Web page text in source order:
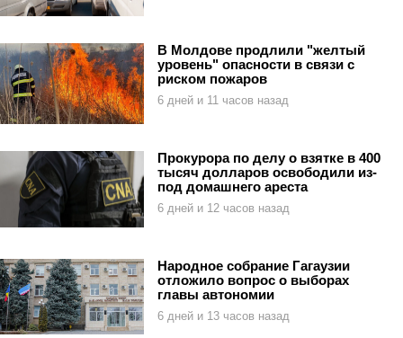
В Молдове продлили "желтый
уровень" опасности в связи с
риском пожаров
6 дней и 11 часов назад
Прокурора по делу о взятке в 400
тысяч долларов освободили из-
под домашнего ареста
6 дней и 12 часов назад
Народное собрание Гагаузии
отложило вопрос о выборах
главы автономии
6 дней и 13 часов назад